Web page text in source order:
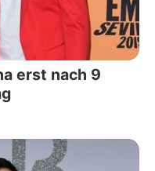
erst nach 9